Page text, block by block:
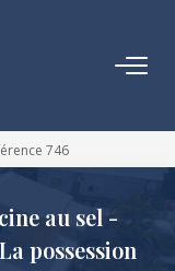
746
au sel -
La possession